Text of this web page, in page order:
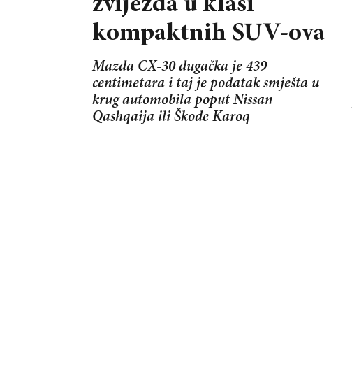
zvijezda u klasi
kompaktnih SUV-ova
Mazda CX-30 dugačka je 439
centimetara i taj je podatak smješta u
krug automobila poput Nissan
Qashqaija ili Škode Karoq